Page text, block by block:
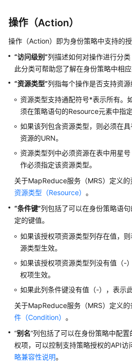
计
存
储
络
容
器
与
智
能
缘
数
据
库
全
与
人
工
操作（Action）
操作（Action）即为身份策略中支持的授
“访问级别”列描述如何对操作进行分
此分类可帮助您了解在身份策略中相应
“资源类型”列指每个操作是否支持资源
资源类型支持通配符号*表示所有。
须在策略语句的Resource元素中指
如果该列包含资源类型，则必须在
资源的URN。
资源类型列中必须资源在表中用星
作必须指定该资源类型。
关于MapReduce服务（MRS）定义
资源类型（Resource） 。
“条件键”列包括了可以在身份策略语
定的键值。
如果该授权项资源类型列存在值，
源类型生效。
如果该授权项资源类型列没有值（-
权项生效。
如果此列条件键没有值（-），表示
关于MapReduce服务（MRS）定义
件（Condition） 。
“别名”列包括了可以在身份策略中配
权项，可以控制支持策略授权的API访
略兼容性说明。